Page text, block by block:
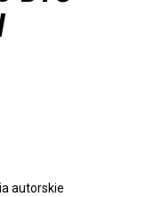
autorskie